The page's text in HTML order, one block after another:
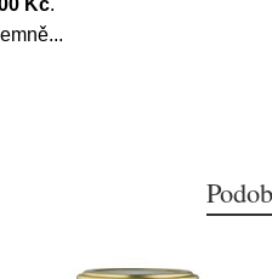
Kč.
...